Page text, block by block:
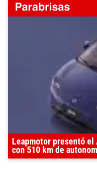
Leapmotor presentó
con 510 km de